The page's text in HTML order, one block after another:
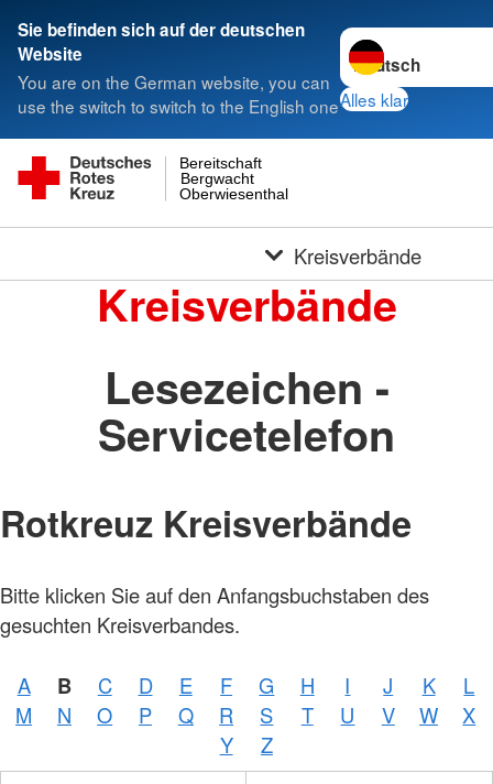
Sie befinden sich auf der deutschen
Website
You are on the German website, you can
use the switch to switch to the English one
Sprache wechseln
Alles klar
Oberwiesenthal
Bergwacht
Bereitschaft
Kreisverbände
Kreisverbände
Lesezeichen -
Servicetelefon
Rotkreuz Kreisverbände
Bitte klicken Sie auf den Anfangsbuchstaben des
gesuchten Kreisverbandes.
A B C D E F G H I J K
L
M
N O P Q R S T U V W
X
Y
Z